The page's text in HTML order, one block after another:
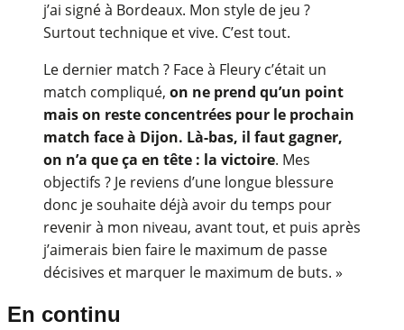
j’ai signé à Bordeaux. Mon style de jeu ?
Surtout technique et vive. C’est tout.
Le dernier match ? Face à Fleury c’était un
match compliqué, on ne prend qu’un point
mais on reste concentrées pour le prochain
match face à Dijon. Là-bas, il faut gagner,
on n’a que ça en tête : la victoire. Mes
objectifs ? Je reviens d’une longue blessure
donc je souhaite déjà avoir du temps pour
revenir à mon niveau, avant tout, et puis après
j’aimerais bien faire le maximum de passe
décisives et marquer le maximum de buts. »
En continu